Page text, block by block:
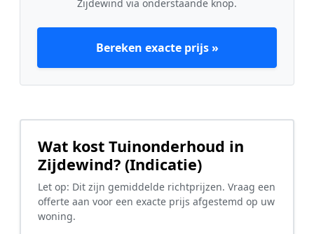
Zijdewind via onderstaande knop.
Bereken exacte prijs »
Wat kost Tuinonderhoud in
Zijdewind? (Indicatie)
Let op: Dit zijn gemiddelde richtprijzen. Vraag een
offerte aan voor een exacte prijs afgestemd op uw
woning.